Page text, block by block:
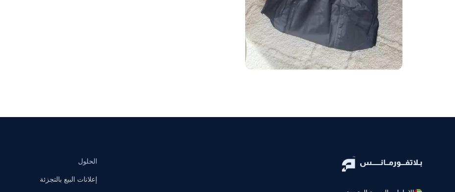
الحلول
إعلانات البيع بالتجزئة